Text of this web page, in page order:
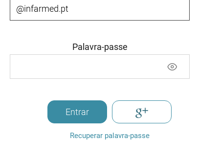
Palavra-passe
Entrar
Recuperar palavra-passe